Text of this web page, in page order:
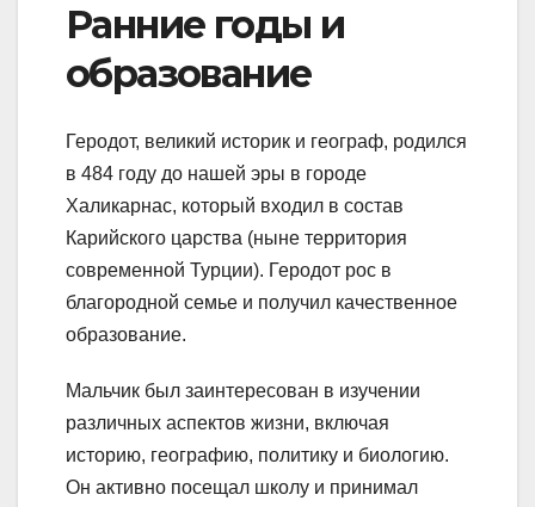
Ранние годы и
образование
Геродот, великий историк и географ, родился
в 484 году до нашей эры в городе
Халикарнас, который входил в состав
Карийского царства (ныне территория
современной Турции). Геродот рос в
благородной семье и получил качественное
образование.
Мальчик был заинтересован в изучении
различных аспектов жизни, включая
историю, географию, политику и биологию.
Он активно посещал школу и принимал